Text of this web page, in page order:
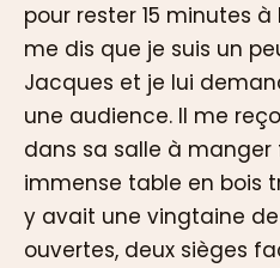
pour rester 15 minutes à
me dis que je suis un
Jacques et je lui
une audience. Il me
dans sa salle à
immense table en bois
y avait une vingtaine
ouvertes, deux sièges